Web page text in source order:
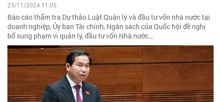
23/11/2024 11:05
Báo cáo thẩm tra Dự thảo Luật Quản lý và đầu tư vốn nhà nước tại
doanh nghiệp, Ủy ban Tài chính, Ngân sách của Quốc hội đề nghị
bổ sung phạm vi quản lý, đầu tư vốn Nhà nước…